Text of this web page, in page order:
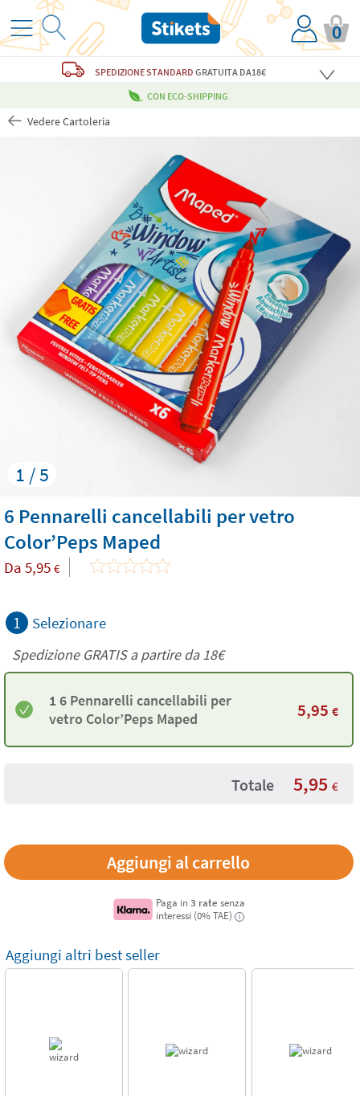
0
SPEDIZIONE STANDARD GRATUITADA18€
CON ECO-SHIPPING
Vedere Cartoleria
1 / 5
6 Pennarelli cancellabili per vetro
Color’Peps Maped
Da 5,95 €
1 Selezionare
Spedizione GRATIS a partire da18€
1 6 Pennarelli cancellabili per
vetro Color’Peps Maped
5,95 €
Totale 5,95 €
Paga in 3 rate senza
interessi (0% TAE)
i
Aggiungi altri best seller